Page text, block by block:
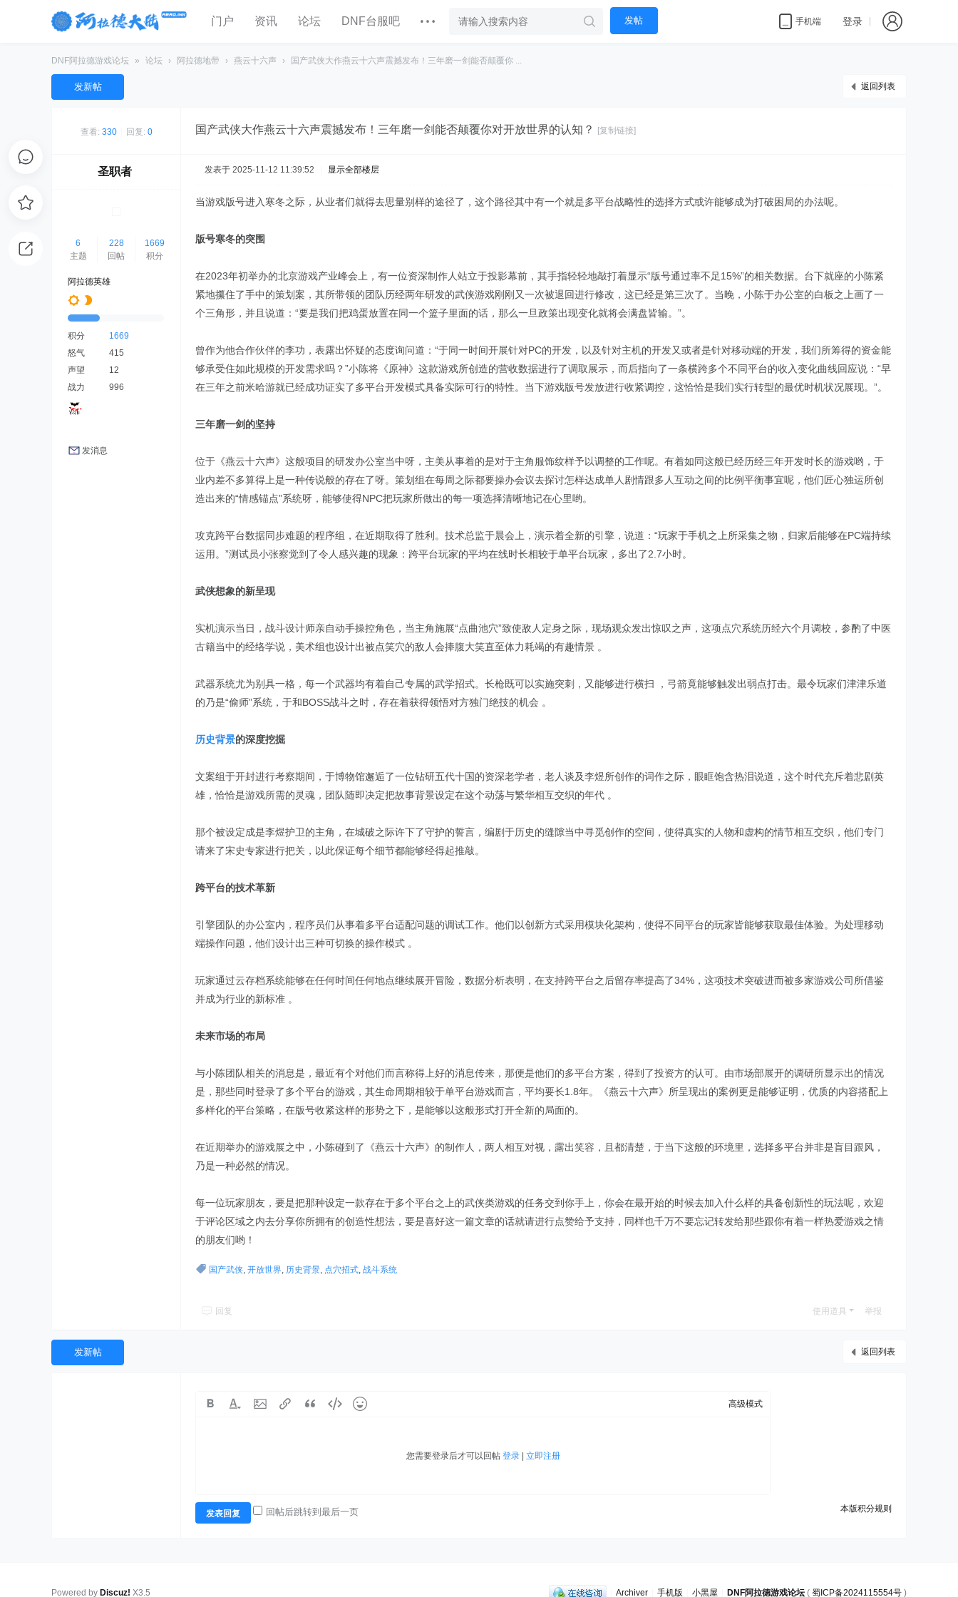
门户 资讯 论坛 DNF台服吧 发帖 手机端 登录
DNF阿拉德游戏论坛 » 论坛 › 阿拉德地带 › 燕云十六声 › 国产武侠大作燕云十六声震撼发布！三年磨一剑能否颠覆你 ...
返回列表
发新帖
查看: 330 回复: 0 国产武侠大作燕云十六声震撼发布！三年磨一剑能否颠覆你对开放世界的认知？ [复制链接]
圣职者
6
主题
228
回帖
1669
积分
阿拉德英雄
积分
1669
怒气
415
声望
12
战力
996
发消息
发表于 2025-11-12 11:39:52 显示全部楼层
当游戏版号进入寒冬之际，从业者们就得去思量别样的途径了，这个路径其中有一个就是多平台战略性的选择方式或许能够成为打破困局的办法呢。
版号寒冬的突围
在2023年初举办的北京游戏产业峰会上，有一位资深制作人站立于投影幕前，其手指轻轻地敲打着显示“版号通过率不足15%”的相关数据。台下就座的小陈紧
紧地攥住了手中的策划案，其所带领的团队历经两年研发的武侠游戏刚刚又一次被退回进行修改，这已经是第三次了。当晚，小陈于办公室的白板之上画了一
个三角形，并且说道：“要是我们把鸡蛋放置在同一个篮子里面的话，那么一旦政策出现变化就将会满盘皆输。”。
曾作为他合作伙伴的李功，表露出怀疑的态度询问道：“于同一时间开展针对PC的开发，以及针对主机的开发又或者是针对移动端的开发，我们所筹得的资金能
够承受住如此规模的开发需求吗？”小陈将《原神》这款游戏所创造的营收数据进行了调取展示，而后指向了一条横跨多个不同平台的收入变化曲线回应说：“早
在三年之前米哈游就已经成功证实了多平台开发模式具备实际可行的特性。当下游戏版号发放进行收紧调控，这恰恰是我们实行转型的最优时机状况展现。”。
三年磨一剑的坚持
位于《燕云十六声》这般项目的研发办公室当中呀，主美从事着的是对于主角服饰纹样予以调整的工作呢。有着如同这般已经历经三年开发时长的游戏哟，于
业内差不多算得上是一种传说般的存在了呀。策划组在每周之际都要操办会议去探讨怎样达成单人剧情跟多人互动之间的比例平衡事宜呢，他们匠心独运所创
造出来的“情感锚点”系统呀，能够使得NPC把玩家所做出的每一项选择清晰地记在心里哟。
攻克跨平台数据同步难题的程序组，在近期取得了胜利。技术总监于晨会上，演示着全新的引擎，说道：“玩家于手机之上所采集之物，归家后能够在PC端持续
运用。”测试员小张察觉到了令人感兴趣的现象：跨平台玩家的平均在线时长相较于单平台玩家，多出了2.7小时。
武侠想象的新呈现
实机演示当日，战斗设计师亲自动手操控角色，当主角施展“点曲池穴”致使敌人定身之际，现场观众发出惊叹之声，这项点穴系统历经六个月调校，参酌了中医
古籍当中的经络学说，美术组也设计出被点笑穴的敌人会捧腹大笑直至体力耗竭的有趣情景 。
武器系统尤为别具一格，每一个武器均有着自己专属的武学招式。长枪既可以实施突刺，又能够进行横扫 ，弓箭竟能够触发出弱点打击。最令玩家们津津乐道
的乃是“偷师”系统，于和BOSS战斗之时，存在着获得领悟对方独门绝技的机会 。
历史背景的深度挖掘
文案组于开封进行考察期间，于博物馆邂逅了一位钻研五代十国的资深老学者，老人谈及李煜所创作的词作之际，眼眶饱含热泪说道，这个时代充斥着悲剧英
雄，恰恰是游戏所需的灵魂，团队随即决定把故事背景设定在这个动荡与繁华相互交织的年代 。
那个被设定成是李煜护卫的主角，在城破之际许下了守护的誓言，编剧于历史的缝隙当中寻觅创作的空间，使得真实的人物和虚构的情节相互交织，他们专门
请来了宋史专家进行把关，以此保证每个细节都能够经得起推敲。
跨平台的技术革新
引擎团队的办公室内，程序员们从事着多平台适配问题的调试工作。他们以创新方式采用模块化架构，使得不同平台的玩家皆能够获取最佳体验。为处理移动
端操作问题，他们设计出三种可切换的操作模式 。
玩家通过云存档系统能够在任何时间任何地点继续展开冒险，数据分析表明，在支持跨平台之后留存率提高了34%，这项技术突破进而被多家游戏公司所借鉴
并成为行业的新标准 。
未来市场的布局
与小陈团队相关的消息是，最近有个对他们而言称得上好的消息传来，那便是他们的多平台方案，得到了投资方的认可。由市场部展开的调研所显示出的情况
是，那些同时登录了多个平台的游戏，其生命周期相较于单平台游戏而言，平均要长1.8年。《燕云十六声》所呈现出的案例更是能够证明，优质的内容搭配上
多样化的平台策略，在版号收紧这样的形势之下，是能够以这般形式打开全新的局面的。
在近期举办的游戏展之中，小陈碰到了《燕云十六声》的制作人，两人相互对视，露出笑容，且都清楚，于当下这般的环境里，选择多平台并非是盲目跟风，
乃是一种必然的情况。
每一位玩家朋友，要是把那种设定一款存在于多个平台之上的武侠类游戏的任务交到你手上，你会在最开始的时候去加入什么样的具备创新性的玩法呢，欢迎
于评论区域之内去分享你所拥有的创造性想法，要是喜好这一篇文章的话就请进行点赞给予支持，同样也千万不要忘记转发给那些跟你有着一样热爱游戏之情
的朋友们哟！
国产武侠, 开放世界, 历史背景, 点穴招式, 战斗系统
回复 使用道具 举报
返回列表
发新帖
高级模式
您需要登录后才可以回帖 登录| 立即注册
本版积分规则
发表回复 回帖后跳转到最后一页
Archiver 手机版 小黑屋 DNF阿拉德游戏论坛 ( 蜀ICP备2024115554号 )
Powered by Discuz! X3.5